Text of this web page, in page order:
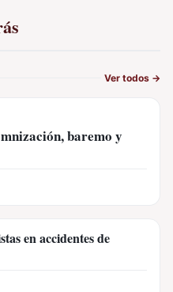
Ver todos →
baremo y
en accidentes de